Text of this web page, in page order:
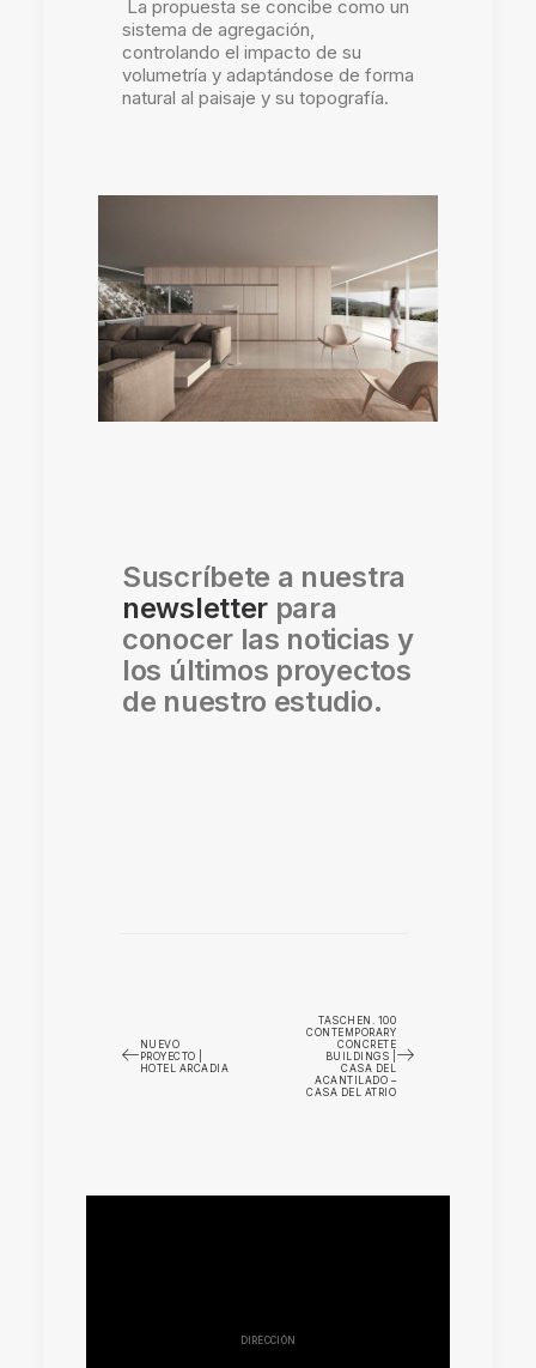
La propuesta se concibe como un
sistema de agregación,
controlando el impacto de su
volumetría y adaptándose de forma
natural al paisaje y su topografía.
Suscríbete a nuestra
newsletter para
conocer las noticias y
los últimos proyectos
de nuestro estudio.
NUEVO
PROYECTO |
HOTEL ARCADIA
TASCHEN. 100
CONTEMPORARY
CONCRETE
BUILDINGS |
CASA DEL
ACANTILADO –
CASA DEL ATRIO
DIRECCIÓN